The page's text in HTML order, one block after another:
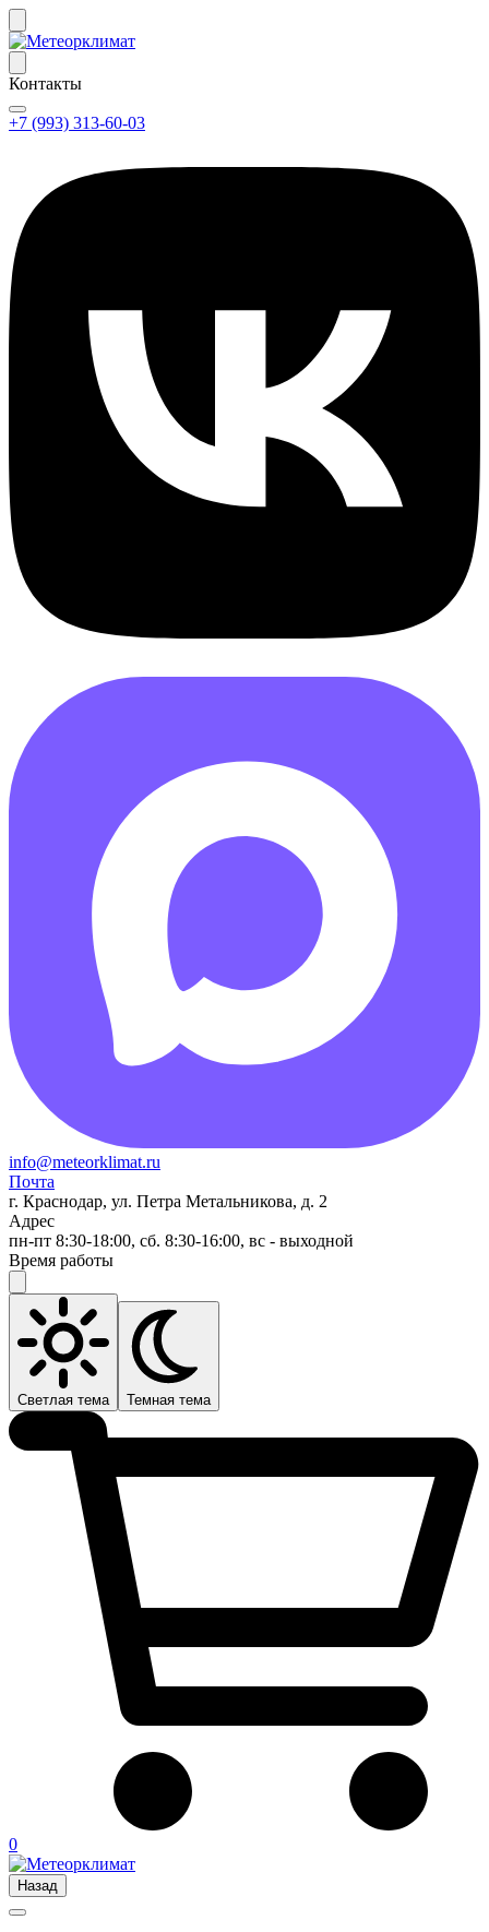
Контакты
+7 (993) 313-60-03
info@meteorklimat.ru
Почта
г. Краснодар, ул. Петра Метальникова, д. 2
Адрес
пн-пт 8:30-18:00, сб. 8:30-16:00, вс - выходной
Время работы
Светлая тема Темная тема
0
Назад